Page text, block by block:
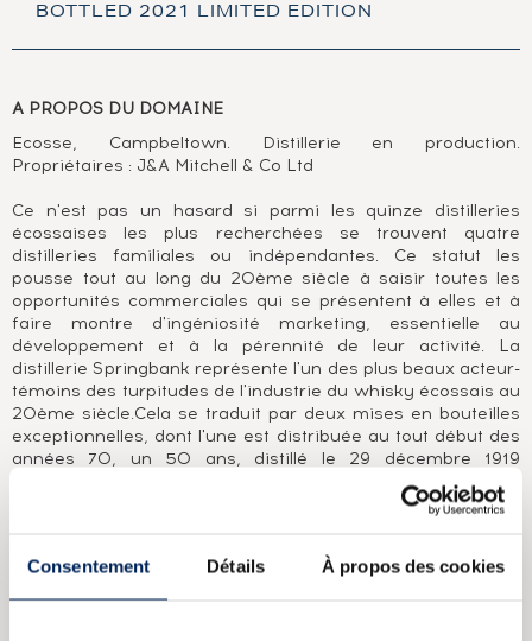
Consentement Détails À propos des cookies
BOTTLED 2021 LIMITED EDITION
A PROPOS DU DOMAINE
Ecosse, Campbeltown. Distillerie en production.
Propriétaires : J&A Mitchell & Co Ltd
Ce n'est pas un hasard si parmi les quinze distilleries
écossaises les plus recherchées se trouvent quatre
distilleries familiales ou indépendantes. Ce statut les
pousse tout au long du 20ème siècle à saisir toutes les
opportunités commerciales qui se présentent à elles et à
faire montre d'ingéniosité marketing, essentielle au
développement et à la pérennité de leur activité. La
distillerie Springbank représente l'un des plus beaux acteur-
témoins des turpitudes de l'industrie du whisky écossais au
20ème siècle.Cela se traduit par deux mises en bouteilles
exceptionnelles, dont l'une est distribuée au tout début des
années 70, un 50 ans, distillé le 29 décembre 1919
(mentionné sur son certificat), et l'autre, sortie au début des
années 90, résultant d'un ré-embouteillage effectué par la
des années 2000, lorsque sous la pression d'un stock
marqué au fer rouge par des années de crise de production